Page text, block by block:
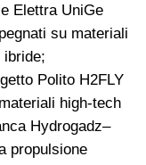
Elettra UniGe
su materiali
Polito H2FLY
high-tech
Hydrogadz–
propulsione